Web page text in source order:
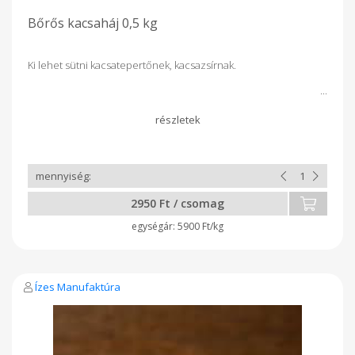
Bőrős kacsaháj 0,5 kg
Ki lehet sütni kacsatepertőnek, kacsazsírnak.
2950 Ft / csomag
5900 Ft/kg
Ízes Manufaktúra